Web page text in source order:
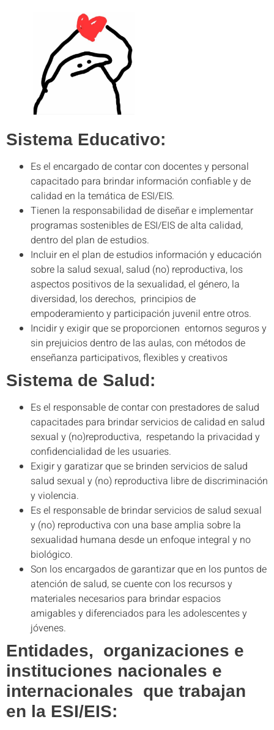
Sistema Educativo:
Es el encargado de contar con docentes y personal
capacitado para brindar información confiable y de
calidad en la temática de ESI/EIS.
Tienen la responsabilidad de diseñar e implementar
programas sostenibles de ESI/EIS de alta calidad,
dentro del plan de estudios.
Incluir en el plan de estudios información y educación
sobre la salud sexual, salud (no) reproductiva, los
aspectos positivos de la sexualidad, el género, la
diversidad, los derechos, principios de
empoderamiento y participación juvenil entre otros.
Incidir y exigir que se proporcionen entornos seguros y
sin prejuicios dentro de las aulas, con métodos de
enseñanza participativos, flexibles y creativos
Sistema de Salud:
Es el responsable de contar con prestadores de salud
capacitades para brindar servicios de calidad en salud
sexual y (no)reproductiva, respetando la privacidad y
confidencialidad de les usuaries.
Exigir y garatizar que se brinden servicios de salud
salud sexual y (no) reproductiva libre de discriminación
y violencia.
Es el responsable de brindar servicios de salud sexual
y (no) reproductiva con una base amplia sobre la
sexualidad humana desde un enfoque integral y no
biológico.
Son los encargados de garantizar que en los puntos de
atención de salud, se cuente con los recursos y
materiales necesarios para brindar espacios
amigables y diferenciados para les adolescentes y
jóvenes.
Entidades, organizaciones e
instituciones nacionales e
internacionales que trabajan
en la ESI/EIS: